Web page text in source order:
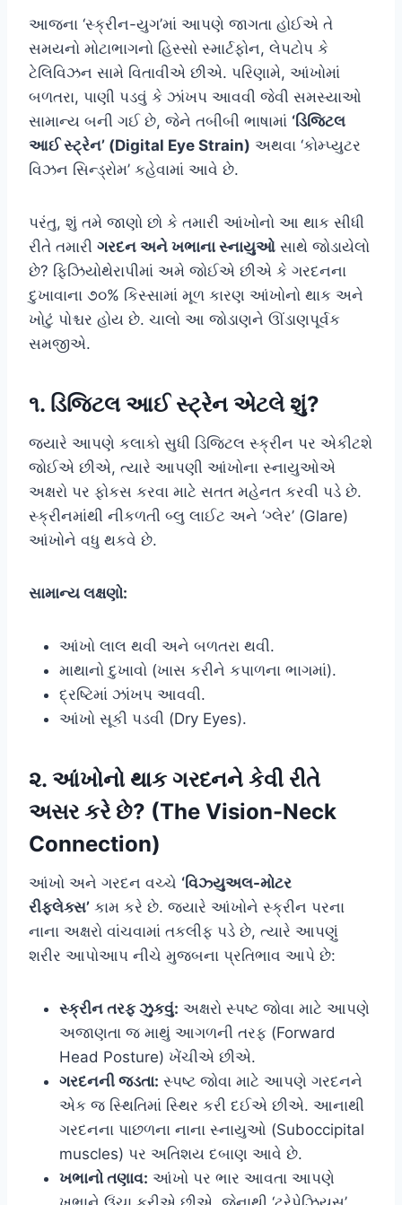
આજના ‘સ્ક્રીન-યુગ’માં આપણે જાગતા હોઈએ તે
સમયનો મોટાભાગનો હિસ્સો સ્માર્ટફોન, લેપટોપ કે
ટેલિવિઝન સામે વિતાવીએ છીએ. પરિણામે, આંખોમાં
બળતરા, પાણી પડવું કે ઝાંખપ આવવી જેવી સમસ્યાઓ
સામાન્ય બની ગઈ છે, જેને તબીબી ભાષામાં ‘ડિજિટલ
આઈ સ્ટ્રેન’ (Digital Eye Strain) અથવા ‘કોમ્પ્યુટર
વિઝન સિન્ડ્રોમ’ કહેવામાં આવે છે.
પરંતુ, શું તમે જાણો છો કે તમારી આંખોનો આ થાક સીધી
રીતે તમારી ગરદન અને ખભાના સ્નાયુઓ સાથે જોડાયેલો
છે? ફિઝિયોથેરાપીમાં અમે જોઈએ છીએ કે ગરદનના
દુખાવાના ૭૦% કિસ્સામાં મૂળ કારણ આંખોનો થાક અને
ખોટું પોશ્ચર હોય છે. ચાલો આ જોડાણને ઊંડાણપૂર્વક
સમજીએ.
૧. ડિજિટલ આઈ સ્ટ્રેન એટલે શું?
જ્યારે આપણે કલાકો સુધી ડિજિટલ સ્ક્રીન પર એકીટશે
જોઈએ છીએ, ત્યારે આપણી આંખોના સ્નાયુઓએ
અક્ષરો પર ફોકસ કરવા માટે સતત મહેનત કરવી પડે છે.
સ્ક્રીનમાંથી નીકળતી બ્લુ લાઈટ અને ‘ગ્લેર’ (Glare)
આંખોને વધુ થકવે છે.
સામાન્ય લક્ષણો:
આંખો લાલ થવી અને બળતરા થવી.
માથાનો દુખાવો (ખાસ કરીને કપાળના ભાગમાં).
દ્રષ્ટિમાં ઝાંખપ આવવી.
આંખો સૂકી પડવી (Dry Eyes).
૨. આંખોનો થાક ગરદનને કેવી રીતે
અસર કરે છે? (The Vision-Neck
Connection)
આંખો અને ગરદન વચ્ચે ‘વિઝ્યુઅલ-મોટર
રીફ્લેક્સ’ કામ કરે છે. જ્યારે આંખોને સ્ક્રીન પરના
નાના અક્ષરો વાંચવામાં તકલીફ પડે છે, ત્યારે આપણું
શરીર આપોઆપ નીચે મુજબના પ્રતિભાવ આપે છે:
સ્ક્રીન તરફ ઝુકવું: અક્ષરો સ્પષ્ટ જોવા માટે આપણે
અજાણતા જ માથું આગળની તરફ (Forward
Head Posture) ખેંચીએ છીએ.
ગરદનની જડતા: સ્પષ્ટ જોવા માટે આપણે ગરદનને
એક જ સ્થિતિમાં સ્થિર કરી દઈએ છીએ. આનાથી
ગરદનના પાછળના નાના સ્નાયુઓ (Suboccipital
muscles) પર અતિશય દબાણ આવે છે.
ખભાનો તણાવ: આંખો પર ભાર આવતા આપણે